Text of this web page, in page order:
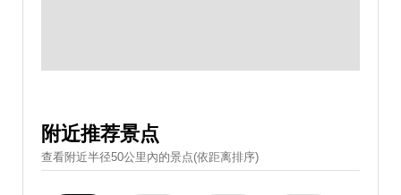
附近推荐景点
查看附近半径50公里內的景点(依距离排序)